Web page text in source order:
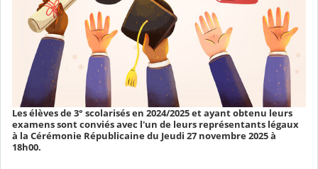
Les élèves de 3° scolarisés en 2024/2025 et ayant obtenu leurs
examens sont conviés avec l'un de leurs représentants légaux
à la Cérémonie Républicaine du Jeudi 27 novembre 2025 à
18h00.